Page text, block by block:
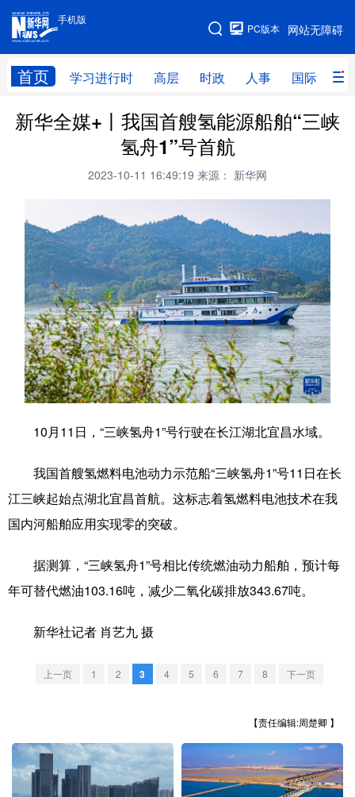
手机版
网站无障碍
PC版本
首页 学习进行时 高层 时政 人事 国际 财
手机版
网站地图
学习进行时 高层 时政 人事
财经 网评
全球连线
科创 量子
文化 书画 健康 军事
访谈 视频 图片 政务
法律 中央文件 金融 汽车
食品 人居 信息化 数字经济
学术中国 乡村振兴 银龄 溯源中国
文化产业
地方频道
浙江 安徽 福建 江西
湖南
广东 广西 海南 重庆
四川 贵州 云南 西藏
新华全媒+丨我国首艘氢能源船舶“三峡
氢舟1”号首航
2023-10-11 16:49:19 来源： 新华网
10月11日，“三峡氢舟1”号行驶在长江湖北宜昌水域。
我国首艘氢燃料电池动力示范船“三峡氢舟1”号11日在长
江三峡起始点湖北宜昌首航。这标志着氢燃料电池技术在我
国内河船舶应用实现零的突破。
据测算，“三峡氢舟1”号相比传统燃油动力船舶，预计每
年可替代燃油103.16吨，减少二氧化碳排放343.67吨。
新华社记者 肖艺九 摄
上一页 1 2 3 4 5 6 7 8 下一页
【责任编辑:周楚卿 】